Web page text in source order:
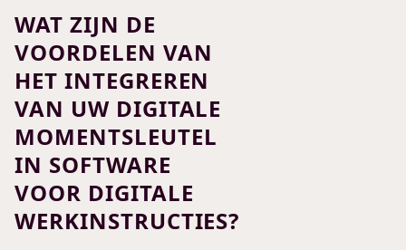
WAT ZIJN DE
VOORDELEN VAN
HET INTEGREREN
VAN UW DIGITALE
MOMENTSLEUTEL
IN SOFTWARE
VOOR DIGITALE
WERKINSTRUCTIES?